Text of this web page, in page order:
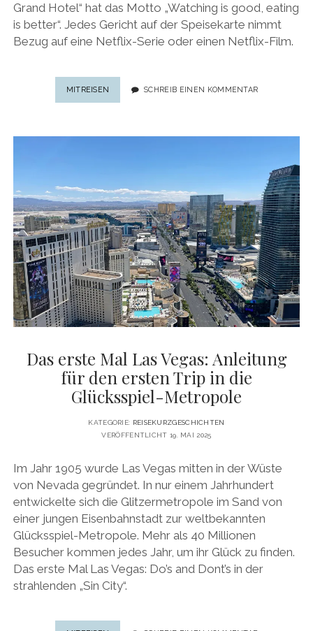
Grand Hotel“ hat das Motto „Watching is good, eating
is better“. Jedes Gericht auf der Speisekarte nimmt
Bezug auf eine Netflix-Serie oder einen Netflix-Film.
MITREISEN NETFLIX-
RESTAURANT
IS
BETTER“
SCHREIB EINEN KOMMENTAR
Das erste Mal Las Vegas: Anleitung
für den ersten Trip in die
Glücksspiel-Metropole
KATEGORIE: REISEKURZGESCHICHTEN
VERÖFFENTLICHT 19. MAI 2025
Im Jahr 1905 wurde Las Vegas mitten in der Wüste
von Nevada gegründet. In nur einem Jahrhundert
entwickelte sich die Glitzermetropole im Sand von
einer jungen Eisenbahnstadt zur weltbekannten
Glücksspiel-Metropole. Mehr als 40 Millionen
Besucher kommen jedes Jahr, um ihr Glück zu finden.
Das erste Mal Las Vegas: Do’s and Dont’s in der
strahlenden „Sin City“.